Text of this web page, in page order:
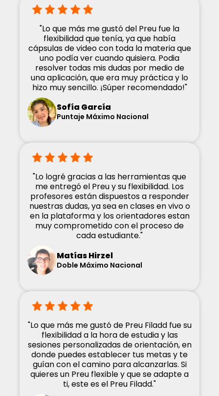
"Lo que más me gustó del Preu fue la
flexibilidad que tenía, ya que había
cápsulas de video con toda la materia que
uno podía ver cuando quisiera. Podia
resolver todas mis dudas por medio de
una aplicación, que era muy práctica y lo
hizo muy sencillo. ¡Súper recomendado!"
Sofía García
Puntaje Máximo Nacional
"Lo logré gracias a las herramientas que
me entregó el Preu y su flexibilidad. Los
profesores están dispuestos a responder
nuestras dudas, ya sea en clases en vivo o
en la plataforma y los orientadores estan
muy comprometido con el proceso de
cada estudiante."
Matías Hirzel
Doble Máximo Nacional
"Lo que más me gustó de Preu Filadd fue su
flexibilidad a la hora de estudia y las
sesiones personalizadas de orientación, en
donde puedes establecer tus metas y te
guían con el camino para alcanzarlas. Si
quieres un Preu flexible y que se adapte a
ti, este es el Preu Filadd."